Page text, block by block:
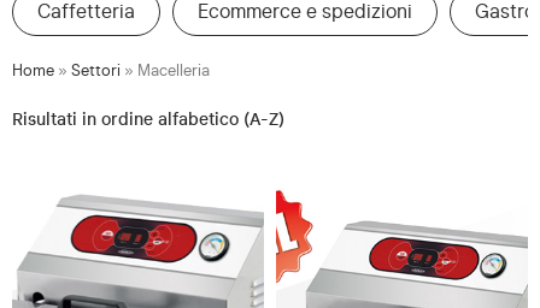
Caffetteria Ecommerce e spedizioni
Home » Settori » Macelleria
Risultati in ordine alfabetico (A-Z)